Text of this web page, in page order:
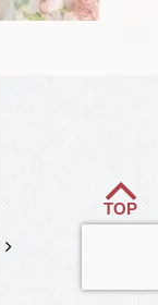
TOP